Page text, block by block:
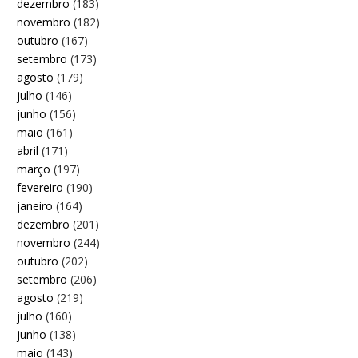
dezembro (183)
novembro (182)
outubro (167)
setembro (173)
agosto (179)
julho (146)
junho (156)
maio (161)
abril (171)
março (197)
fevereiro (190)
janeiro (164)
dezembro (201)
novembro (244)
outubro (202)
setembro (206)
agosto (219)
julho (160)
junho (138)
maio (143)